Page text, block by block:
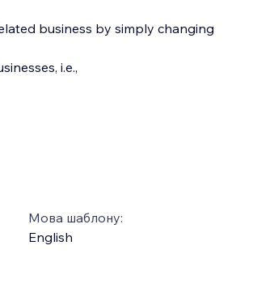
business by simply changing
i.e.,
Мова шаблону:
English